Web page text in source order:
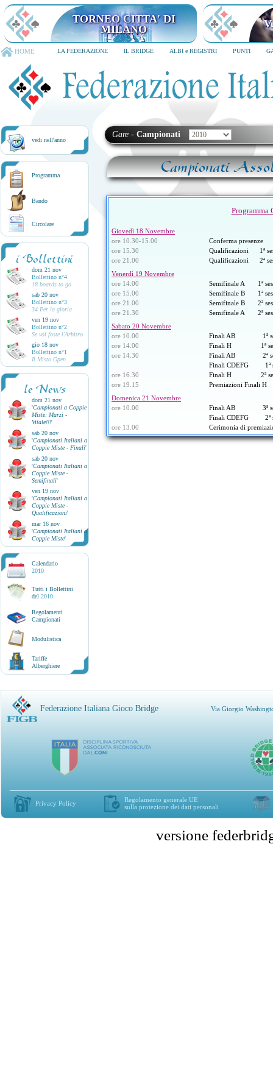
TORNEO CITTA' DI
MILANO
HOME LA FEDERAZIONE IL BRIDGE ALBI e REGISTRI PUNTI
vedi nell'anno
Programma
Bando
Circolare
i Bollettini
dom 21 nov
Bollettino n°4
18 boards to go
sab 20 nov
Bollettino n°3
34 Per la gloria
ven 19 nov
Bollettino n°2
Se voi foste l'Arbitro
gio 18 nov
Bollettino n°1
Il Misto Open
le News
dom 21 nov
'Campionati a Coppie
Miste: Marzi -
Vitale!!!'
sab 20 nov
'Campionati Italiani a
Coppie Miste - Finali'
sab 20 nov
'Campionati Italiani a
Coppie Miste -
Semifinali'
ven 19 nov
'Campionati Italiani a
Coppie Miste -
Qualificazioni'
mar 16 nov
'Campionati Italiani a
Coppie Miste'
Calendario
2010
Tutti i Bollettini
del 2010
Regolamenti
Campionati
Modulistica
Tariffe
Alberghiere
Gare - Campionati
Campionati
Programma
Giovedì 18 Novembre
ore 10.30-15.00
Conferma presenze
ore 15.30
Qualificazioni 1ª
ore 21.00
Qualificazioni 2ª
Venerdì 19 Novembre
ore 14.00
Semifinale A 1ª
ore 15.00
Semifinale B 1ª
ore 21.00
Semifinale B 2ª
ore 21.30
Semifinale A 2ª
Sabato 20 Novembre
ore 10.00
Finali AB 1ª
ore 14.00
Finali H 1ª
ore 14.30
Finali AB 2ª
Finali CDEFG 1ª
ore 16.30
Finali H 2ª
ore 19.15
Premiazioni Finali H
Domenica 21 Novembre
ore 10.00
Finali AB 3ª
Finali CDEFG 2ª
ore 13.00
Cerimonia di
Federazione Italiana Gioco Bridge Via Giorgio
Privacy Policy
Regolamento generale UE
sulla protezione dei dati personali
versione